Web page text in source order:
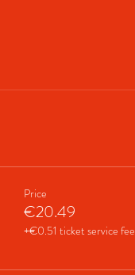
Price
€20.49
+€0.51 ticket service fee